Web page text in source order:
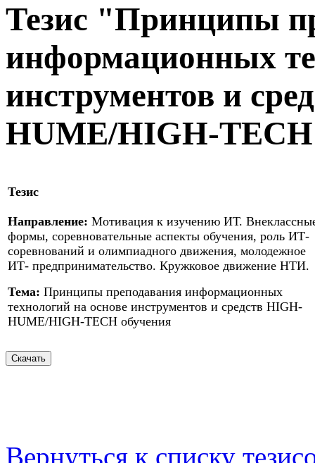
Тезис "Принципы
информационных
инструментов и
HUME/HIGH-
Тезис
Направление: Мотивация к изучению ИТ.
формы, соревновательные аспекты обучения, роль ИТ-
соревнований и олимпиадного движения, молодежное
ИТ- предпринимательство. Кружковое движение НТИ.
Тема: Принципы преподавания информационных
технологий на основе инструментов и средств HIGH-
HUME/HIGH-TECH обучения
Вернуться к списку